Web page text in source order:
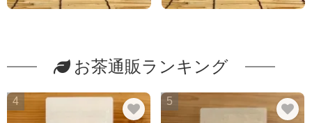
お茶通販ランキング
4 5